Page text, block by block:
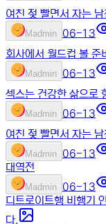
여친 젖 빨면서 자는 남
Madmin 06-13
회사에서 월드컵 볼 준
Madmin 06-13
섹스는 건강한 삶으로
Madmin 06-13
여친 젖 빨면서 자는 남
Madmin 06-13
대역전
Madmin 06-13
디트로이트행 비행기
다.